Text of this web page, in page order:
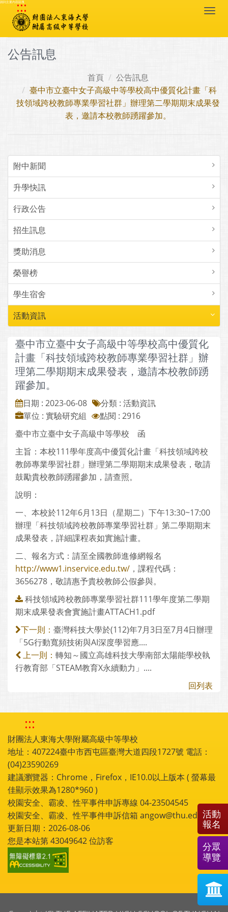
跳到主要內容區塊
:::
公告訊息
首頁
公告訊息
臺中市立臺中女子高級中等學校高中優質化計畫「科
技領域跨校教師專業學習社群」辦理第二學期期末成果發
表，邀請本校教師踴躍參加。
附中新聞
升學快訊
行政公告
招生訊息
獎助消息
榮譽榜
學生宿舍
活動資訊
臺中市立臺中女子高級中等學校高中優質化
計畫「科技領域跨校教師專業學習社群」辦
理第二學期期末成果發表，邀請本校教師踴
躍參加。
日期 : 2023-06-08
分類 : 活動資訊
單位 : 實驗研究組
點閱 : 2916
臺中市立臺中女子高級中等學校 函
主旨：本校111學年度高中優質化計畫「科技領域跨校
教師專業學習社群」辦理第二學期期末成果發表，敬請
鼓勵貴校教師踴躍參加，請查照。
說明：
一、本校於112年6月13日（星期二）下午13:30~17:00
辦理「科技領域跨校教師專業學習社群」第二學期期末
成果發表，詳細課程表如實施計畫。
二、報名方式：請至全國教師進修網報名
http://www1.inservice.edu.tw/ ，課程代碼：
3656278，敬請惠予貴校教師公假參與。
科技領域跨校教師專業學習社群111學年度第二學期
期末成果發表會實施計畫ATTACH1.pdf
下一則： 臺灣科技大學於(112)年7月3日至7月4日辦理
「5G行動寬頻技術與AI深度學習應....
上一則： 轉知～國立高雄科技大學南部太陽能學校執
行教育部「STEAM教育X永續動力」....
回列表
:::
財團法人東海大學附屬高級中等學校
地址：407224臺中市西屯區臺灣大道四段1727號 電話：
(04)23590269
建議瀏覽器：Chrome，Firefox，IE10.0以上版本 ( 螢幕最
佳顯示效果為1280*960 )
校園安全、霸凌、性平事件申訴專線 04-23504545
校園安全、霸凌、性平事件申訴信箱 angow@thu.edu.tw
更新日期：2026-08-06
您是本站第43049642位訪客
活動
報名
分眾
導覽